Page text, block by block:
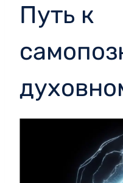
Путь к